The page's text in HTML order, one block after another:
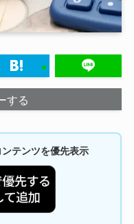
する
テンツを優先表示